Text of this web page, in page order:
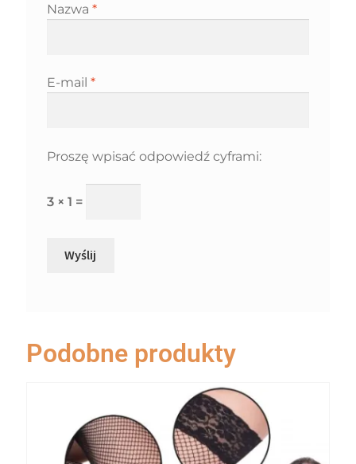
Nazwa *
E-mail *
Proszę wpisać odpowiedź cyframi:
3 × 1 =
Podobne produkty